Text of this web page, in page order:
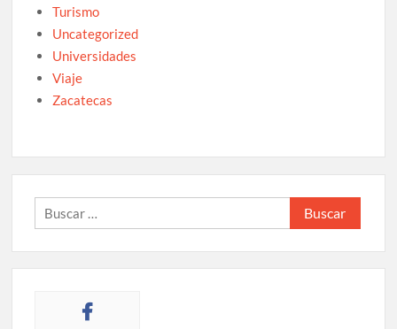
Turismo
Uncategorized
Universidades
Viaje
Zacatecas
Buscar: